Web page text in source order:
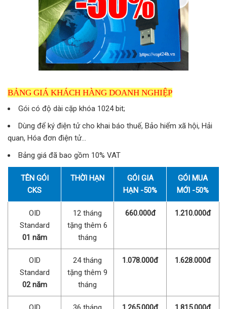
BẢNG GIÁ KHÁCH HÀNG DOANH NGHIỆP
Gói có độ dài cặp khóa 1024 bit;
Dùng để ký điện tử cho khai báo thuế, Bảo hiểm xã hội, Hải
quan, Hóa đơn điện tử…
Bảng giá đã bao gồm 10% VAT
TÊN GÓI
CKS
THỜI HẠN
GÓI GIA
HẠN -50%
GÓI MUA
MỚI -50%
OID
Standard
01 năm
12 tháng
tặng thêm 6
tháng
660.000đ 1.210.000đ
OID
Standard
02 năm
24 tháng
tặng thêm 9
tháng
1.078.000đ 1.628.000đ